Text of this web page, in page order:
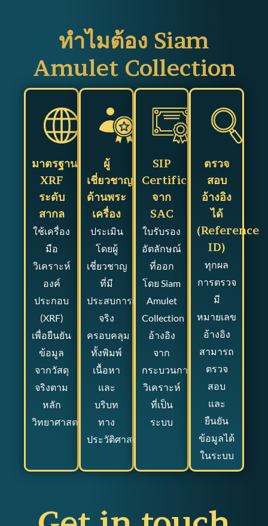
ทำไมต้อง Siam
Amulet Collection
มาตรฐาน
XRF
ระดับ
สากล
ใช้เครื่อง
มือ
วิเคราะห์
องค์
ประกอบ
(XRF)
เพื่อยืนยัน
ข้อมูล
จากวัสดุ
จริงตาม
หลัก
วิทยาศาสตร์
ผู้
เชี่ยวชาญ
ด้านพระ
เครื่อง
ประเมิน
โดยผู้
เชี่ยวชาญ
ที่มี
ประสบการณ์
จริง
ครอบคลุม
ทั้งพิมพ์
เนื้อหา
และ
บริบท
ทาง
ประวัติศาสตร์
SIP
Certificate
จาก
SAC
ใบรับรอง
อัตลักษณ์
ที่ออก
โดย Siam
Amulet
Collection
อ้างอิง
จาก
กระบวนการ
วิเคราะห์
ที่เป็น
ระบบ
ตรวจ
สอบ
อ้างอิง
ได้
(Reference
ID)
ทุกผล
การตรวจ
มี
หมายเลข
อ้างอิง
สามารถ
ตรวจ
สอบ
และ
ยืนยัน
ข้อมูลได้
ในระบบ